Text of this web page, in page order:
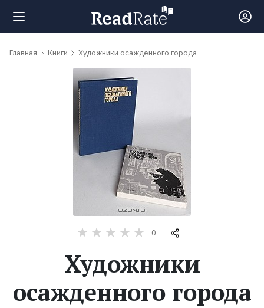
Поиск
обсуждаемые
Жанры
Главная Книги Художники осажденного города
0
Художники
осажденного города